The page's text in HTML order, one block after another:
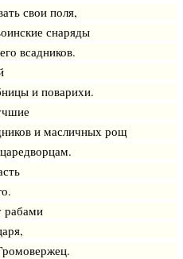
свои поля,
снаряды
всадников.
и поварихи.
и масличных рощ
рабами